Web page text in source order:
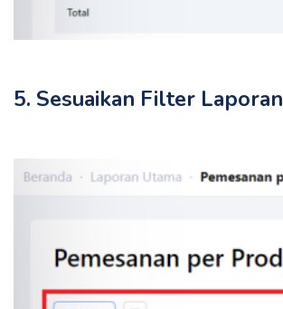
5. Sesuaikan Filter Laporan